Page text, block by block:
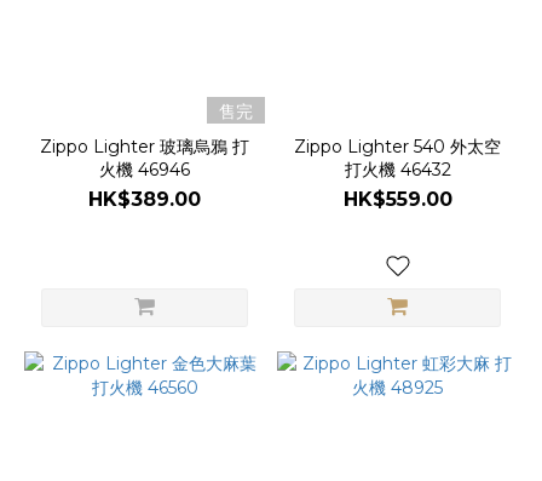
售完
Zippo Lighter 玻璃烏鴉 打
火機 46946
HK$389.00
Zippo Lighter 540 外太空
打火機 46432
HK$559.00